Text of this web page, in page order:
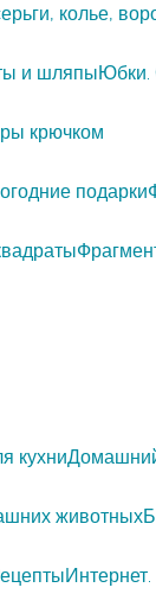
колье,
и шляпыЮбки.
крючком
подарки
кухни
животных